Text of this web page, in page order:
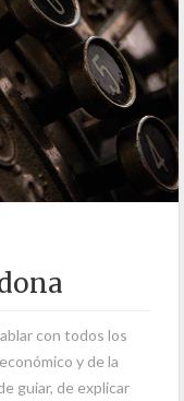
con todos los
y de la
guiar, de explicar